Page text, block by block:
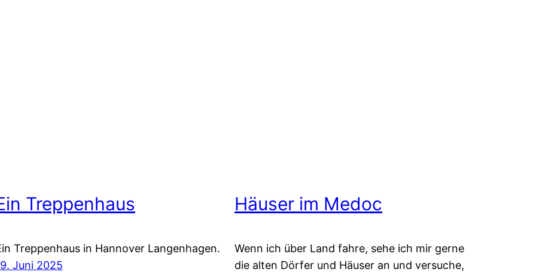
Treppenhaus
Treppenhaus in Hannover Langenhagen.
Juni 2025
Häuser im Medoc
Wenn ich über Land fahre, sehe ich mir gerne
die alten Dörfer und Häuser an und versuche,